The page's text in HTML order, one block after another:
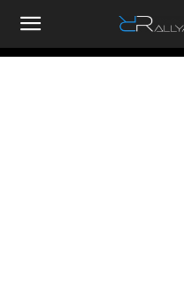
RallyandRaces.com